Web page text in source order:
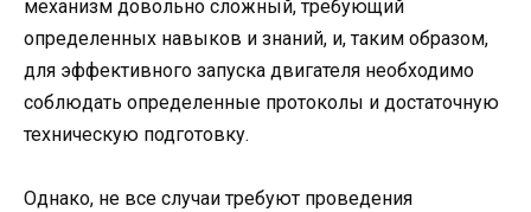
механизм довольно сложный, требующий
определенных навыков и знаний, и, таким образом,
для эффективного запуска двигателя необходимо
соблюдать определенные протоколы и достаточную
техническую подготовку.
Однако, не все случаи требуют проведения